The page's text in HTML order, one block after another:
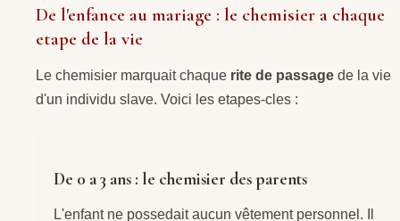
De l'enfance au mariage : le chemisier a chaque
etape de la vie
Le chemisier marquait chaque rite de passage de la vie
d'un individu slave. Voici les etapes-cles :
De 0 a 3 ans : le chemisier des parents
L'enfant ne possedait aucun vêtement personnel. Il